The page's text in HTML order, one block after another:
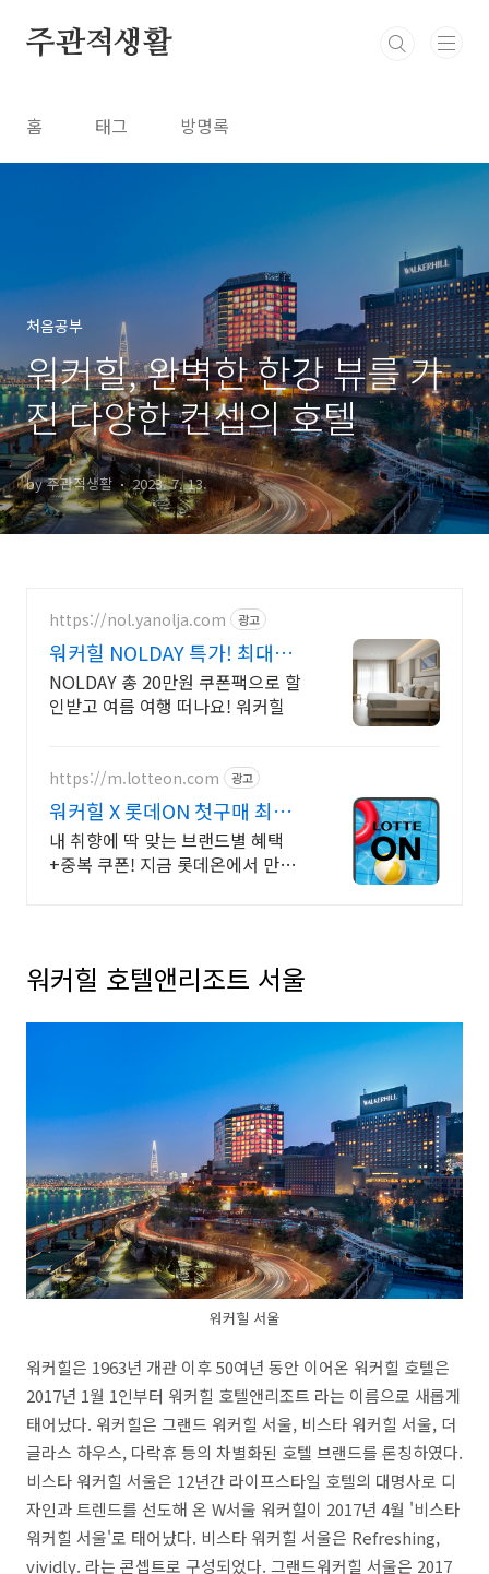
주관적생활
홈 태그 방명록
처음공부
워커힐, 완벽한 한강 뷰를 가
진 다양한 컨셉의 호텔
by 주관적생활 2023. 7. 13.
https://nol.yanolja.com 광고
워커힐 NOLDAY 특가! 최대
70% 더블업 할인!
NOLDAY 총 20만원 쿠폰팩으로 할
인받고 여름 여행 떠나요! 워커힐
https://m.lotteon.com 광고
워커힐 X 롯데ON 첫구매 최대 5
천원 혜택!
내 취향에 딱 맞는 브랜드별 혜택
+중복 쿠폰! 지금 롯데온에서 만나
워커힐 호텔앤리조트 서울
워커힐 서울
워커힐은 1963년 개관 이후 50여년 동안 이어온 워커힐 호텔은
2017년 1월 1인부터 워커힐 호텔앤리조트 라는 이름으로 새롭게
태어났다. 워커힐은 그랜드 워커힐 서울, 비스타 워커힐 서울, 더
글라스 하우스, 다락휴 등의 차별화된 호텔 브랜드를 론칭하였다.
비스타 워커힐 서울은 12년간 라이프스타일 호텔의 대명사로 디
자인과 트렌드를 선도해 온 W서울 워커힐이 2017년 4월 '비스타
워커힐 서울'로 태어났다. 비스타 워커힐 서울은 Refreshing,
vividly. 라는 콘셉트로 구성되었다. 그랜드워커힐 서울은 2017